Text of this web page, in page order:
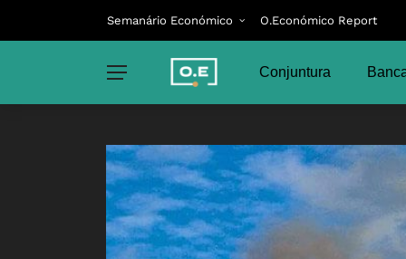
Semanário Económico O.Económico Report
Conjuntura